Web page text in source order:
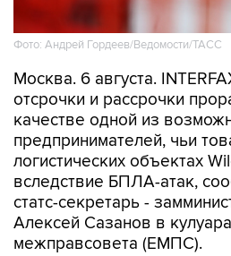
Фото: Андрей Гордеев/Ведомости/ТАСС
Москва. 6 августа.
отсрочки и рассрочки
качестве одной из
предпринимателей, чьи
логистических объектах
вследствие БПЛА-атак,
статс-секретарь -
Алексей Сазанов в
межправсовета (ЕМПС).